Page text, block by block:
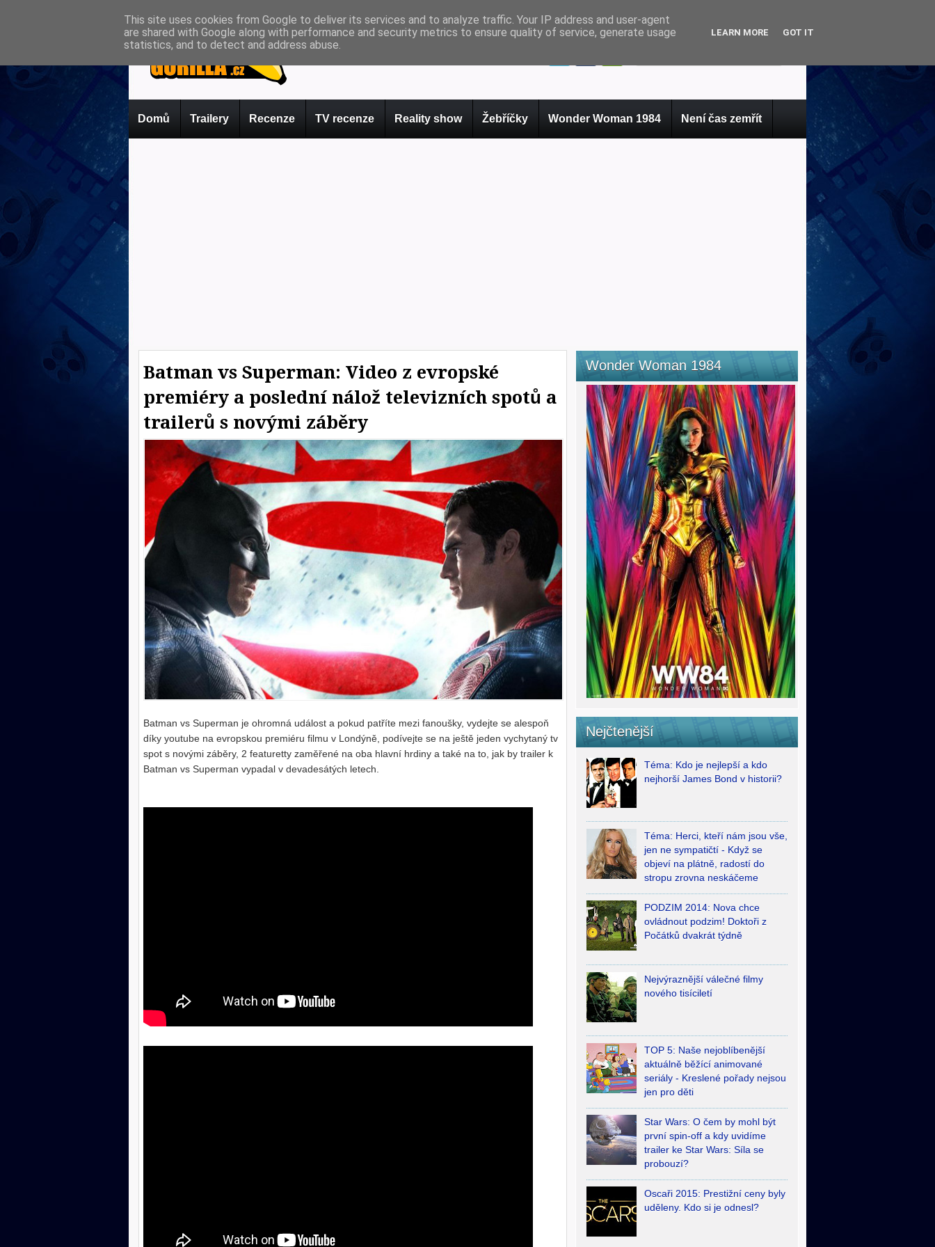
Domů Trailery Recenze TV recenze Reality show Žebříčky Wonder Woman 1984 Není čas zemřít
Batman vs Superman: Video z evropské
premiéry a poslední nálož televizních spotů a
trailerů s novými záběry
Batman vs Superman je ohromná událost a pokud patříte mezi fanoušky, vydejte se alespoň
díky youtube na evropskou premiéru filmu v Londýně, podívejte se na ještě jeden vychytaný tv
spot s novými záběry, 2 featuretty zaměřené na oba hlavní hrdiny a také na to, jak by trailer k
Batman vs Superman vypadal v devadesátých letech.
Wonder Woman 1984
Nejčtenější
Téma: Kdo je nejlepší a kdo
nejhorší James Bond v historii?
Téma: Herci, kteří nám jsou vše,
jen ne sympatičtí - Když se
objeví na plátně, radostí do
stropu zrovna neskáčeme
PODZIM 2014: Nova chce
ovládnout podzim! Doktoři z
Počátků dvakrát týdně
Nejvýraznější válečné filmy
nového tisíciletí
TOP 5: Naše nejoblíbenější
aktuálně běžící animované
seriály - Kreslené pořady nejsou
jen pro děti
Star Wars: O čem by mohl být
první spin-off a kdy uvidíme
trailer ke Star Wars: Síla se
probouzí?
Oscaři 2015: Prestižní ceny byly
uděleny. Kdo si je odnesl?
This site uses cookies from Google to deliver its services and to analyze traffic. Your IP address and user-agent
are shared with Google along with performance and security metrics to ensure quality of service, generate usage
statistics, and to detect and address abuse.
LEARN MORE GOT IT